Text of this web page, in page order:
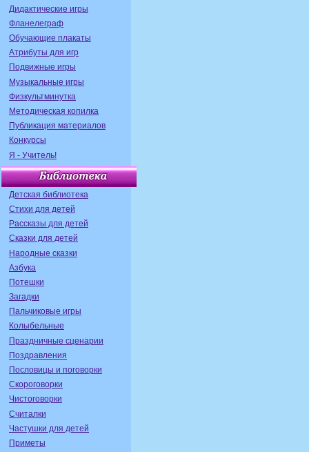
Дидактические игры
Фланелеграф
Обучающие плакаты
Атрибуты для игр
Подвижные игры
Музыкальные игры
Физкультминутка
Методическая копилка
Публикация материалов
Конкурсы
Я - Учитель!
Детская библиотека
Стихи для детей
Рассказы для детей
Сказки для детей
Народные сказки
Азбука
Потешки
Загадки
Пальчиковые игры
Колыбельные
Праздничные сценарии
Поздравления
Пословицы и поговорки
Скороговорки
Чистоговорки
Считалки
Частушки для детей
Приметы